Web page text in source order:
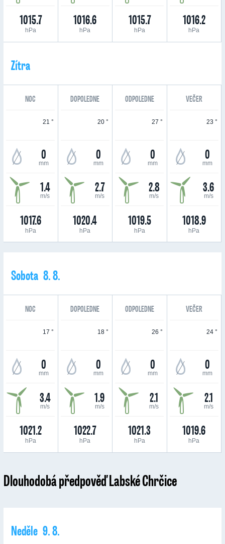
1015.7
hPa
1016.6
hPa
1015.7
hPa
1016.2
hPa
Zítra
NOC DOPOLEDNE ODPOLEDNE VEČER
21 °
0
mm
1.4
m/s
1017.6
hPa
20 °
0
mm
2.7
m/s
1020.4
hPa
27 °
0
mm
2.8
m/s
1019.5
hPa
23 °
0
mm
3.6
m/s
1018.9
hPa
Sobota 8. 8.
NOC DOPOLEDNE ODPOLEDNE VEČER
17 °
0
mm
3.4
m/s
1021.2
hPa
18 °
0
mm
1.9
m/s
1022.7
hPa
26 °
0
mm
2.1
m/s
1021.3
hPa
24 °
0
mm
2.1
m/s
1019.6
hPa
Dlouhodobá předpověď Labské Chrčice
Neděle 9. 8.